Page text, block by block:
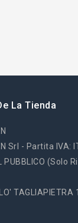
La Tienda
Srl - Partita IVA:
PUBBLICO (solo
TAGLIAPIETRA